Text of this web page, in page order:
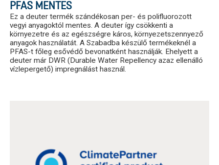
PFAS MENTES
Ez a deuter termék szándékosan per- és polifluorozott
vegyi anyagoktól mentes. A deuter így csökkenti a
környezetre és az egészségre káros, környezetszennyező
anyagok használatát. A Szabadba készülő termékeknél a
PFAS-t főleg esővédő bevonatként használják. Ehelyett a
deuter már DWR (Durable Water Repellency azaz ellenálló
vízlepergető) impregnálást használ.